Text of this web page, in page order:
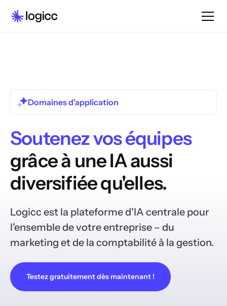
Domaines d'application
Soutenez vos équipes
grâce à une IA aussi
diversifiée qu'elles.
Logicc est la plateforme d'IA centrale pour
l'ensemble de votre entreprise – du
marketing et de la comptabilité à la gestion.
Testez gratuitement dès maintenant !